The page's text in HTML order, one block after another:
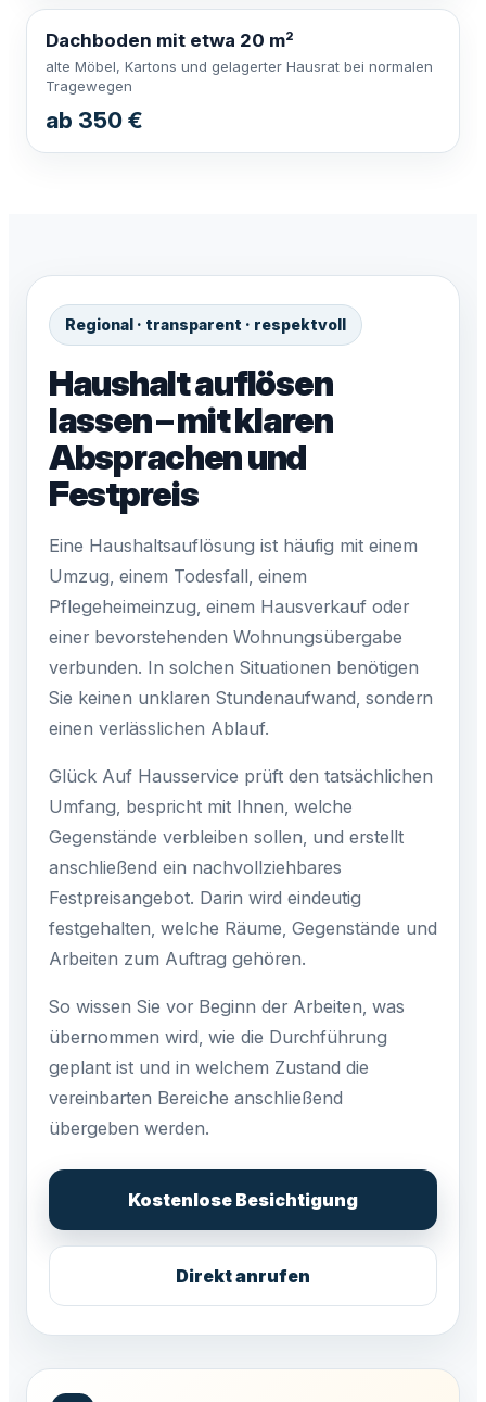
Dachboden mit etwa 20 m²
alte Möbel, Kartons und gelagerter Hausrat bei normalen
Tragewegen
ab 350 €
Regional · transparent · respektvoll
Haushalt auflösen
lassen – mit klaren
Absprachen und
Festpreis
Eine Haushaltsauflösung ist häufig mit einem
Umzug, einem Todesfall, einem
Pflegeheimeinzug, einem Hausverkauf oder
einer bevorstehenden Wohnungsübergabe
verbunden. In solchen Situationen benötigen
Sie keinen unklaren Stundenaufwand, sondern
einen verlässlichen Ablauf.
Glück Auf Hausservice prüft den tatsächlichen
Umfang, bespricht mit Ihnen, welche
Gegenstände verbleiben sollen, und erstellt
anschließend ein nachvollziehbares
Festpreisangebot. Darin wird eindeutig
festgehalten, welche Räume, Gegenstände und
Arbeiten zum Auftrag gehören.
So wissen Sie vor Beginn der Arbeiten, was
übernommen wird, wie die Durchführung
geplant ist und in welchem Zustand die
vereinbarten Bereiche anschließend
übergeben werden.
Kostenlose Besichtigung
Direkt anrufen